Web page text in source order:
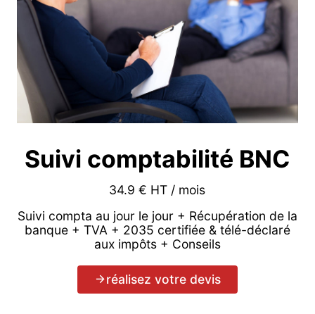
Suivi comptabilité BNC
34.9 € HT / mois
Suivi compta au jour le jour + Récupération de la
banque + TVA + 2035 certifiée & télé-déclaré
aux impôts + Conseils
réalisez votre devis